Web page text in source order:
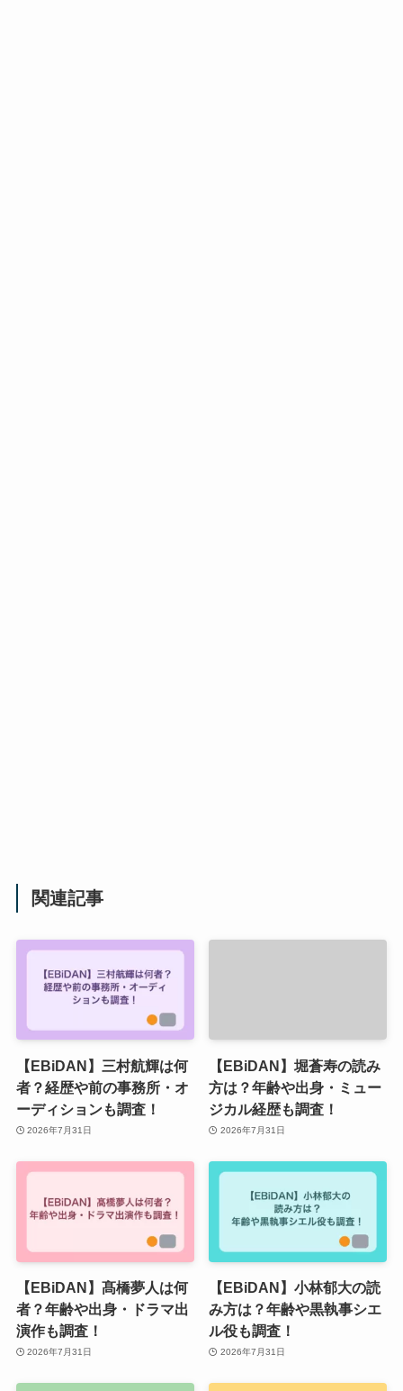
関連記事
【EBiDAN】三村航輝は何
者？経歴や前の事務所・オ
ーディションも調査！
2026年7月31日
【EBiDAN】堀蒼寿の読み
方は？年齢や出身・ミュー
ジカル経歴も調査！
2026年7月31日
【EBiDAN】髙橋夢人は何
者？年齢や出身・ドラマ出
演作も調査！
2026年7月31日
【EBiDAN】小林郁大の読
み方は？年齢や黒執事シエ
ル役も調査！
2026年7月31日